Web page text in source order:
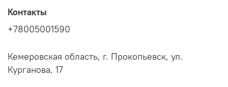
Контакты
+78005001590
Кемеровская область, г. Прокопьевск, ул.
Курганова, 17